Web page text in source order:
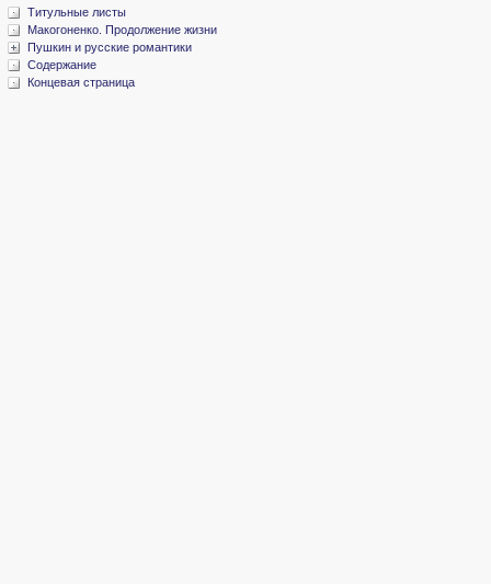
Титульные листы
Макогоненко. Продолжение жизни
Пушкин и русские романтики
Содержание
Концевая страница